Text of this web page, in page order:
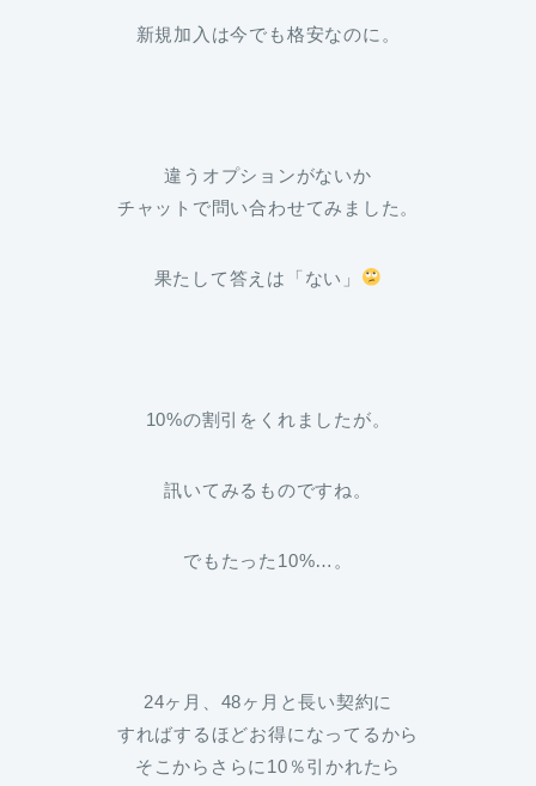
新規加入は今でも格安なのに。
違うオプションがないか
チャットで問い合わせてみました。
果たして答えは「ない」
10%の割引をくれましたが。
訊いてみるものですね。
でもたった10%…。
24ヶ月、48ヶ月と長い契約に
すればするほどお得になってるから
そこからさらに10％引かれたら